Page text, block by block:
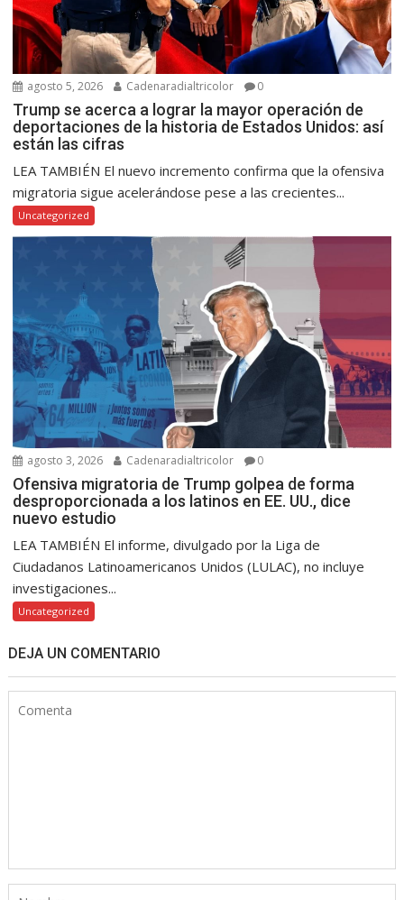
agosto 5, 2026 Cadenaradialtricolor 0
Trump se acerca a lograr la mayor operación de
deportaciones de la historia de Estados Unidos: así
están las cifras
LEA TAMBIÉN El nuevo incremento confirma que la ofensiva
migratoria sigue acelerándose pese a las crecientes...
Uncategorized
agosto 3, 2026 Cadenaradialtricolor 0
Ofensiva migratoria de Trump golpea de forma
desproporcionada a los latinos en EE. UU., dice
nuevo estudio
LEA TAMBIÉN El informe, divulgado por la Liga de
Ciudadanos Latinoamericanos Unidos (LULAC), no incluye
investigaciones...
Uncategorized
DEJA UN COMENTARIO